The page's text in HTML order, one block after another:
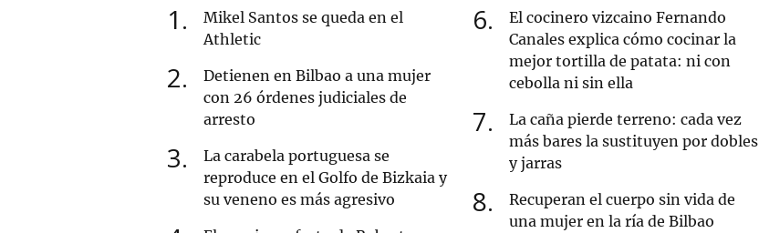
1
Mikel Santos se queda en el
Athletic
2
Detienen en Bilbao a una mujer
con 26 órdenes judiciales de
arresto
3
La carabela portuguesa se
reproduce en el Golfo de Bizkaia y
su veneno es más agresivo
6
El cocinero vizcaino Fernando
Canales explica cómo cocinar la
mejor tortilla de patata: ni con
cebolla ni sin ella
7
La caña pierde terreno: cada vez
más bares la sustituyen por dobles
y jarras
8
Recuperan el cuerpo sin vida de
una mujer en la ría de Bilbao